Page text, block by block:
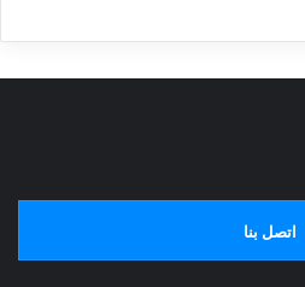
اتصل بنا